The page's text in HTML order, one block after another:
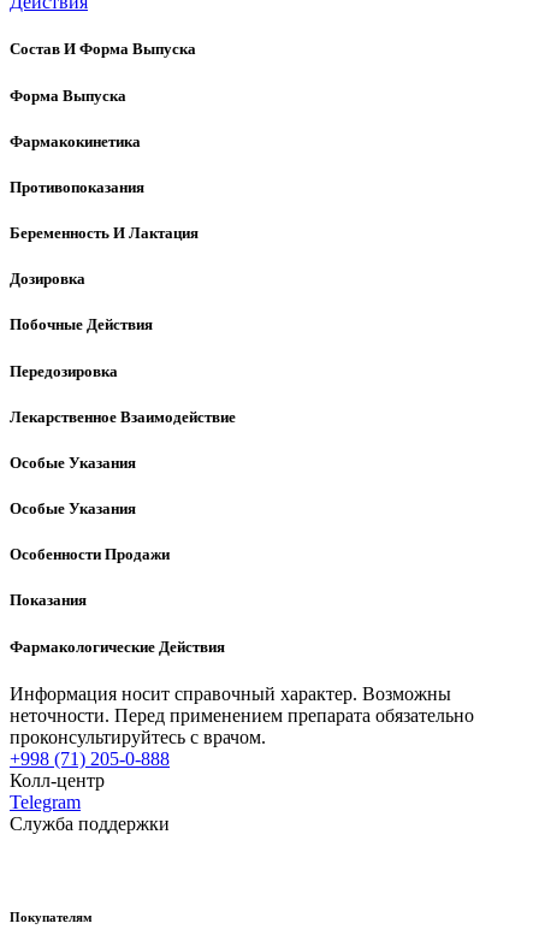
Состав И Форма Выпуска
Форма Выпуска
Фармакокинетика
Противопоказания
Беременность И Лактация
Дозировка
Побочные Действия
Передозировка
Лекарственное Взаимодействие
Особые Указания
Особые Указания
Особенности Продажи
Показания
Фармакологические Действия
Информация носит справочный характер. Возможны
неточности. Перед применением препарата обязательно
проконсультируйтесь с врачом.
+998 (71) 205-0-888
Колл-центр
Telegram
Служба поддержки
Покупателям